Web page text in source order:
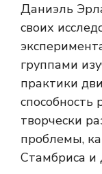
Даниэль
своих
группами
практики
способность
творчески
проблемы,
Стамбриса и